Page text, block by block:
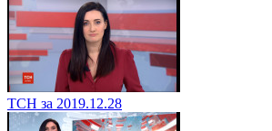
ТСН за 2019.12.28